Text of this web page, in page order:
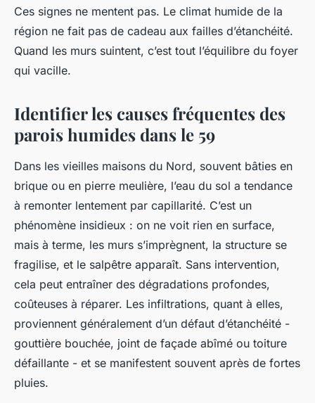
Ces signes ne mentent pas. Le climat humide de la
région ne fait pas de cadeau aux failles d’étanchéité.
Quand les murs suintent, c’est tout l’équilibre du foyer
qui vacille.
Identifier les causes fréquentes des
parois humides dans le 59
Dans les vieilles maisons du Nord, souvent bâties en
brique ou en pierre meulière, l’eau du sol a tendance
à remonter lentement par capillarité. C’est un
phénomène insidieux : on ne voit rien en surface,
mais à terme, les murs s’imprègnent, la structure se
fragilise, et le salpêtre apparaît. Sans intervention,
cela peut entraîner des dégradations profondes,
coûteuses à réparer. Les infiltrations, quant à elles,
proviennent généralement d’un défaut d’étanchéité -
gouttière bouchée, joint de façade abîmé ou toiture
défaillante - et se manifestent souvent après de fortes
pluies.